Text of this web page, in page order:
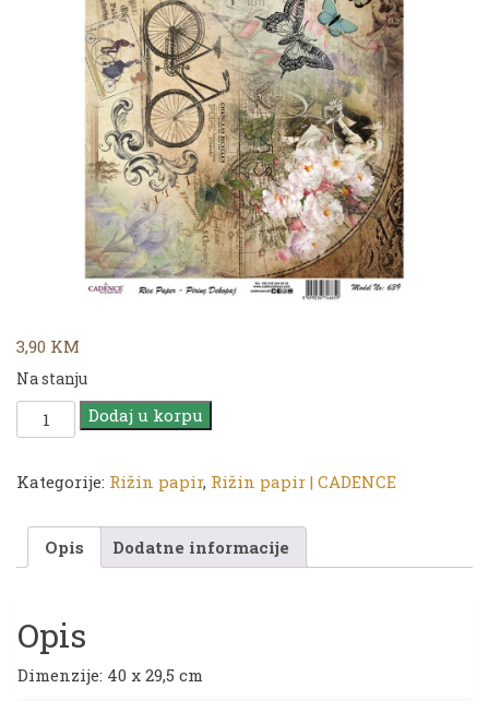
3,90 KM
Na stanju
Rižin
papir
CA
količina
Dodaj u korpu
Kategorije: Rižin papir, Rižin papir | CADENCE
Opis Dodatne informacije
Opis
Dimenzije: 40 x 29,5 cm